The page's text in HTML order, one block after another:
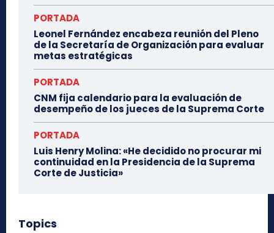
PORTADA
Leonel Fernández encabeza reunión del Pleno
de la Secretaría de Organización para evaluar
metas estratégicas
PORTADA
CNM fija calendario para la evaluación de
desempeño de los jueces de la Suprema Corte
PORTADA
Luis Henry Molina: «He decidido no procurar mi
continuidad en la Presidencia de la Suprema
Corte de Justicia»
Topics